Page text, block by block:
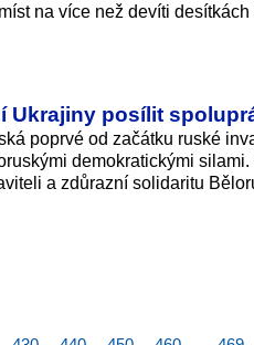
na více než devíti
Ukrajiny posílit
poprvé od začátku ruské
demokratickými silami.
a zdůrazní solidaritu